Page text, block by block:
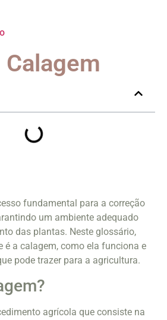
Calagem
fundamental para a correção
um ambiente adequado
das plantas. Neste glossário,
é a calagem, como ela funciona e
pode trazer para a agricultura.
agrícola que consiste na